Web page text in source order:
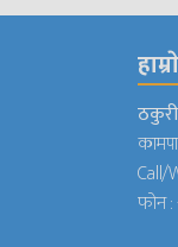
ठकुरी
Call/
फोन :